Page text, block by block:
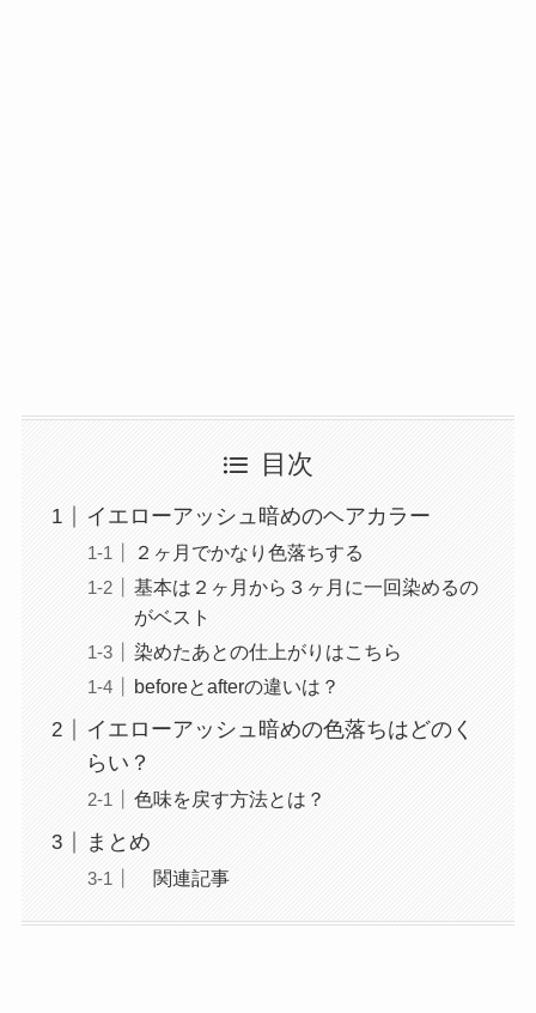
目次
イエローアッシュ暗めのヘアカラー
２ヶ月でかなり色落ちする
基本は２ヶ月から３ヶ月に一回染めるの
がベスト
染めたあとの仕上がりはこちら
beforeとafterの違いは？
イエローアッシュ暗めの色落ちはどのく
らい？
色味を戻す方法とは？
まとめ
関連記事